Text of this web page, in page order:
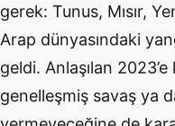
gerek: Tunus, Mısır,
Arap dünyasındaki
geldi. Anlaşılan
genelleşmiş savaş ya